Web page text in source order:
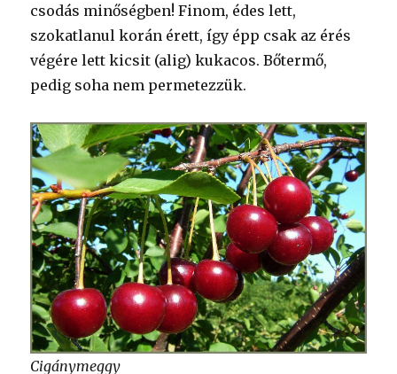
csodás minőségben! Finom, édes lett,
szokatlanul korán érett, így épp csak az érés
végére lett kicsit (alig) kukacos. Bőtermő,
pedig soha nem permetezzük.
Cigánymeggy